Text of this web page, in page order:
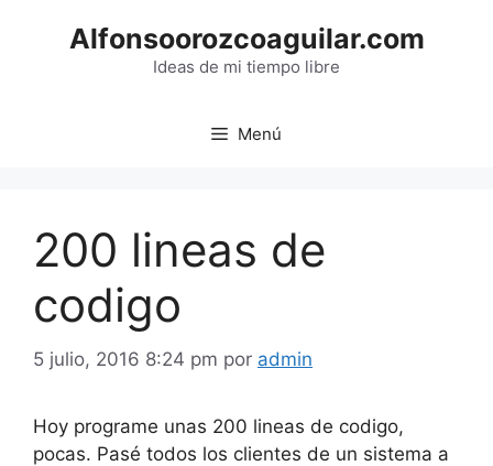
Alfonsoorozcoaguilar.com
Ideas de mi tiempo libre
Menú
200 lineas de
codigo
5 julio, 2016 8:24 pm por admin
Hoy programe unas 200 lineas de codigo,
pocas. Pasé todos los clientes de un sistema a